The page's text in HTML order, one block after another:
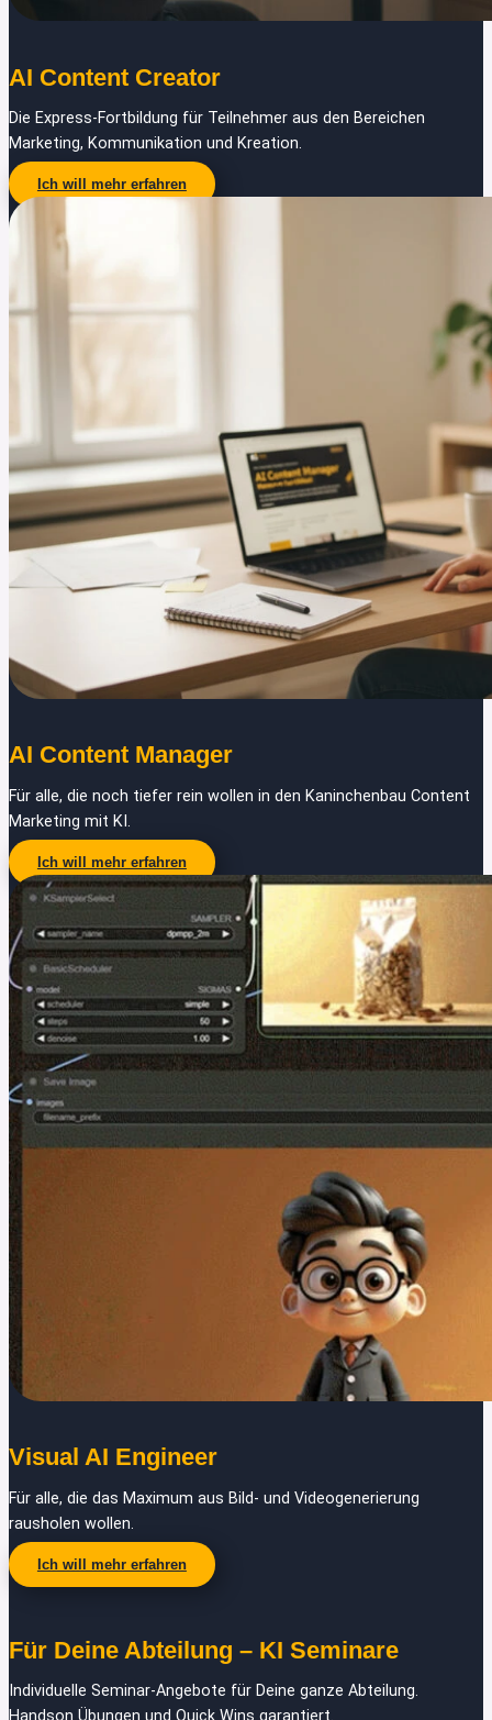
AI Content Creator
Die Express-Fortbildung für Teilnehmer aus den Bereichen
Marketing, Kommunikation und Kreation.
Ich will mehr erfahren
AI Content Manager
Für alle, die noch tiefer rein wollen in den Kaninchenbau Content
Marketing mit KI.
Ich will mehr erfahren
Visual AI Engineer
Für alle, die das Maximum aus Bild- und Videogenerierung
rausholen wollen.
Ich will mehr erfahren
Für Deine Abteilung – KI Seminare
Individuelle Seminar-Angebote für Deine ganze Abteilung.